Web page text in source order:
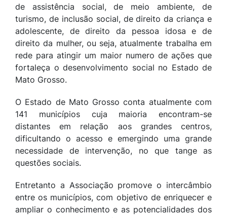
de assistência social, de meio ambiente, de
turismo, de inclusão social, de direito da criança e
adolescente, de direito da pessoa idosa e de
direito da mulher, ou seja, atualmente trabalha em
rede para atingir um maior numero de ações que
fortaleça o desenvolvimento social no Estado de
Mato Grosso.
O Estado de Mato Grosso conta atualmente com
141 municípios cuja maioria encontram-se
distantes em relação aos grandes centros,
dificultando o acesso e emergindo uma grande
necessidade de intervenção, no que tange as
questões sociais.
Entretanto a Associação promove o intercâmbio
entre os municípios, com objetivo de enriquecer e
ampliar o conhecimento e as potencialidades dos